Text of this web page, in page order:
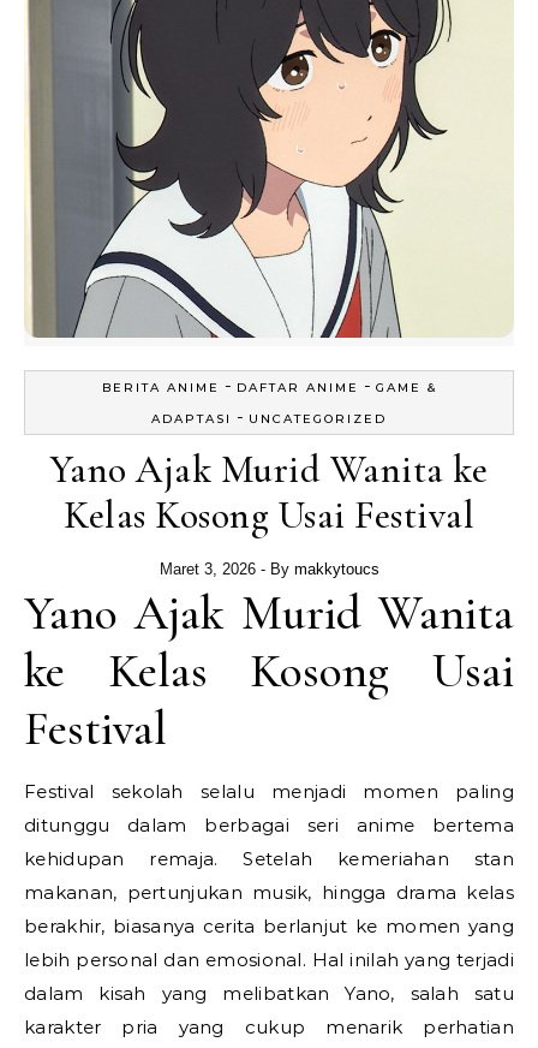
BERITA ANIME - DAFTAR ANIME - GAME &
ADAPTASI
- UNCATEGORIZED
Yano Ajak Murid Wanita ke
Kelas Kosong Usai Festival
Maret 3, 2026 - By makkytoucs
Yano Ajak Murid Wanita
ke Kelas Kosong Usai
Festival
Festival sekolah selalu menjadi momen paling
ditunggu dalam berbagai seri anime bertema
kehidupan remaja. Setelah kemeriahan stan
makanan, pertunjukan musik, hingga drama kelas
berakhir, biasanya cerita berlanjut ke momen yang
lebih personal dan emosional. Hal inilah yang terjadi
dalam kisah yang melibatkan Yano, salah satu
karakter pria yang cukup menarik perhatian